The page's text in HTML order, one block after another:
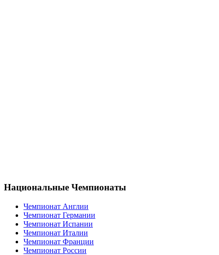
Национальные Чемпионаты
Чемпионат Англии
Чемпионат Германии
Чемпионат Испании
Чемпионат Италии
Чемпионат Франции
Чемпионат России